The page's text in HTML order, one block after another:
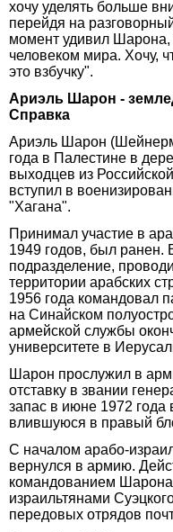
хочу уделять больше
перейдя на
момент удивил
человеком мира. Хочу,
это взбучку".
Ариэль Шарон -
Справка
Ариэль Шарон
года в Палестине в
выходцев из
вступил в
"Хагана".
Принимал участие в
1949 годов, был ранен.
подразделение,
территории арабских
1956 года командовал
на Синайском
армейской службы
университете в
Шарон прослужил в
отставку в звании
запас в июне 1972
влившуюся в правый
С началом арабо-
вернулся в армию.
командованием
израильтянами
передовых отрядов